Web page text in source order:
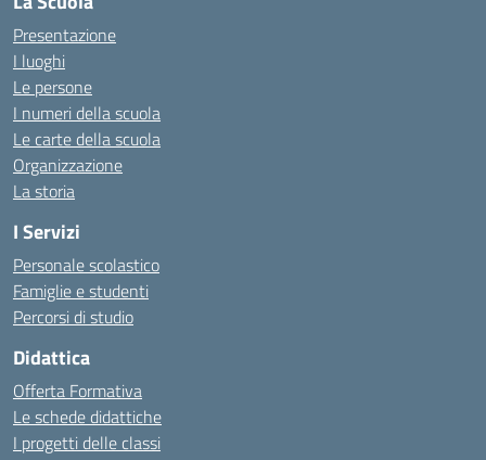
Presentazione
I luoghi
Le persone
I numeri della scuola
Le carte della scuola
Organizzazione
La storia
I Servizi
Personale scolastico
Famiglie e studenti
Percorsi di studio
Didattica
Offerta Formativa
Le schede didattiche
I progetti delle classi